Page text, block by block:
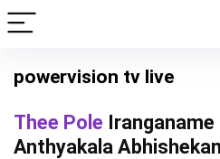
powervision tv live
Thee Pole Iranganame
Anthyakala